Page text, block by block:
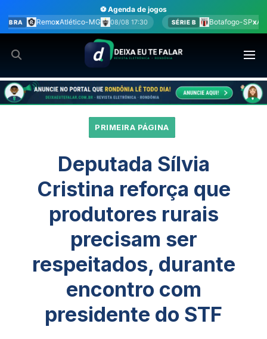
para
o
conteúdo
⚽ Agenda de jogos
08/08 17:30 SÉRIE B Botafogo-SP América-MG 08/08 17:30
PRIMEIRA PÁGINA
Deputada Sílvia
Cristina reforça que
produtores rurais
precisam ser
respeitados, durante
encontro com
presidente do STF